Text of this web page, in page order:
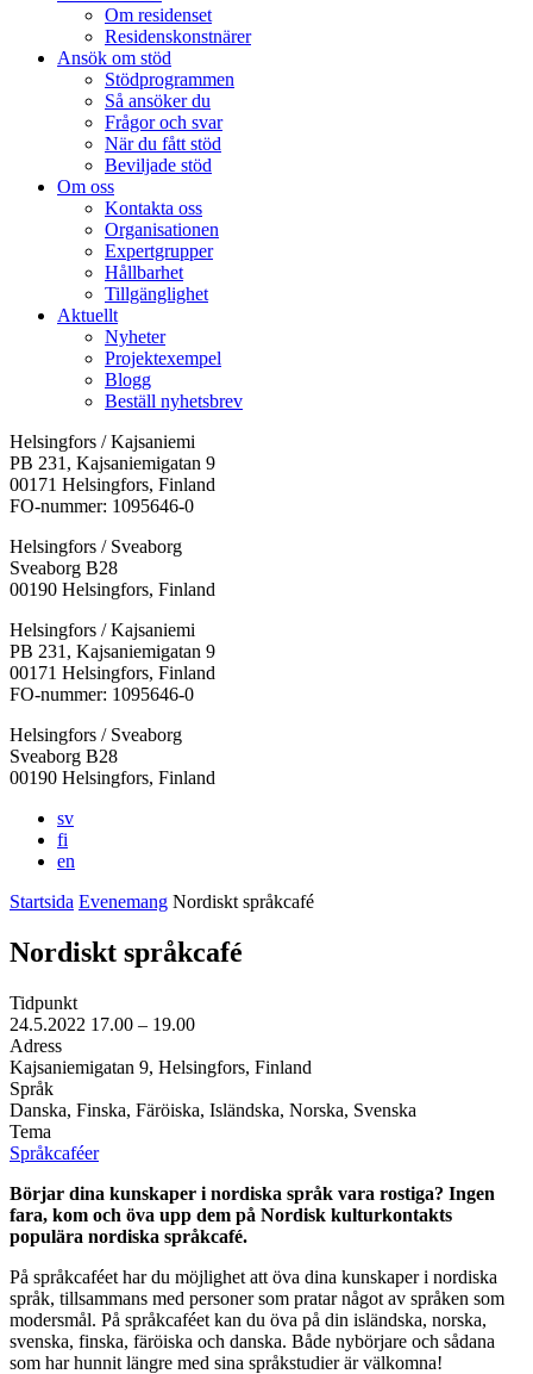
Om residenset
Residenskonstnärer
Ansök om stöd
Stödprogrammen
Så ansöker du
Frågor och svar
När du fått stöd
Beviljade stöd
Om oss
Kontakta oss
Organisationen
Expertgrupper
Hållbarhet
Tillgänglighet
Aktuellt
Nyheter
Projektexempel
Blogg
Beställ nyhetsbrev
Helsingfors / Kajsaniemi
PB 231, Kajsaniemigatan 9
00171 Helsingfors, Finland
FO-nummer: 1095646-0
Helsingfors / Sveaborg
Sveaborg B28
00190 Helsingfors, Finland
Facebook:
Öppnas
i
en
flik
Instagram:
Öppnas
i
en
flik
TikTok:
Öppnas
i
en
flik
Youtube:
Öppnas
i
en
flik
Vimeo:
Öppnas
i
en
flik
Helsingfors / Kajsaniemi
PB 231, Kajsaniemigatan 9
00171 Helsingfors, Finland
FO-nummer: 1095646-0
Helsingfors / Sveaborg
Sveaborg B28
00190 Helsingfors, Finland
sv
fi
en
Startsida Evenemang Nordiskt språkcafé
Nordiskt språkcafé
Tidpunkt
24.5.2022 17.00 – 19.00
Adress
Kajsaniemigatan 9, Helsingfors, Finland
Språk
Danska, Finska, Färöiska, Isländska, Norska, Svenska
Tema
Språkcaféer
Börjar dina kunskaper i nordiska språk vara rostiga? Ingen
fara, kom och öva upp dem på Nordisk kulturkontakts
populära nordiska språkcafé.
På språkcaféet har du möjlighet att öva dina kunskaper i nordiska
språk, tillsammans med personer som pratar något av språken som
modersmål. På språkcaféet kan du öva på din isländska, norska,
svenska, finska, färöiska och danska. Både nybörjare och sådana
som har hunnit längre med sina språkstudier är välkomna!